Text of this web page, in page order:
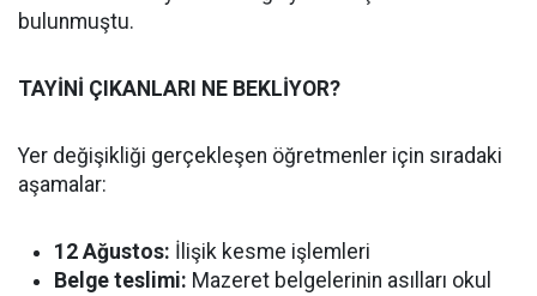
bulunmuştu.
TAYİNİ ÇIKANLARI NE BEKLİYOR?
Yer değişikliği gerçekleşen öğretmenler için sıradaki
aşamalar:
12 Ağustos: İlişik kesme işlemleri
Belge teslimi: Mazeret belgelerinin asılları okul